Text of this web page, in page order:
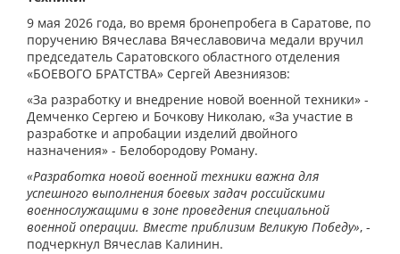
9 мая 2026 года, во время бронепробега в Саратове, по
поручению Вячеслава Вячеславовича медали вручил
председатель Саратовского областного отделения
«БОЕВОГО БРАТСТВА» Сергей Авезниязов:
«За разработку и внедрение новой военной техники» -
Демченко Сергею и Бочкову Николаю, «За участие в
разработке и апробации изделий двойного
назначения» - Белобородову Роману.
«Разработка новой военной техники важна для
успешного выполнения боевых задач российскими
военнослужащими в зоне проведения специальной
военной операции. Вместе приблизим Великую Победу», -
подчеркнул Вячеслав Калинин.